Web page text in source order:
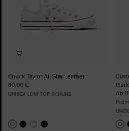
Chuck Taylor All Star Leather
80,00 €
UNISEX LOW TOP SCHUHE
Ab